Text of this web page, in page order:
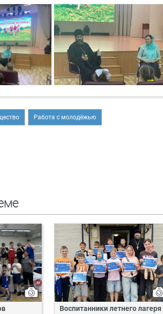
Работа с молодёжью
Воспитанники летнего лагеря